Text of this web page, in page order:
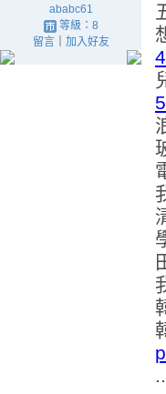
ababc61
等級：8
留言｜ 加入好友